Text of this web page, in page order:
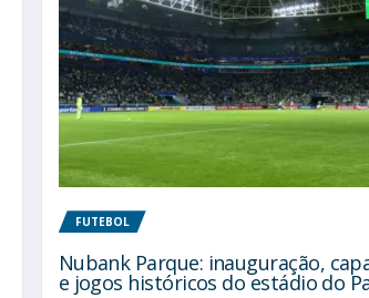
FUTEBOL
Nubank Parque: inauguração,
e jogos históricos do estádio do